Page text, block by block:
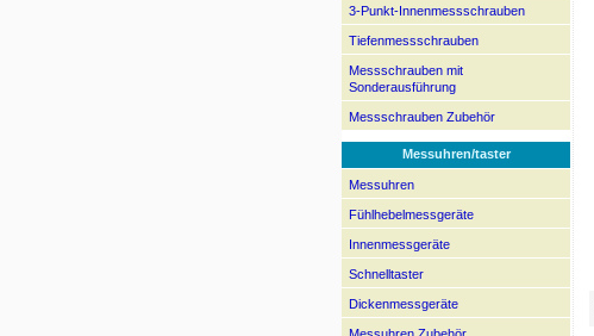
3-Punkt-Innenmessschrauben
Tiefenmessschrauben
Messschrauben mit
Sonderausführung
Messschrauben Zubehör
Messuhren/taster
Messuhren
Fühlhebelmessgeräte
Innenmessgeräte
Schnelltaster
Dickenmessgeräte